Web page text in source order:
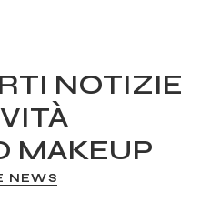
NOTIZIE
MAKEUP
NEWS